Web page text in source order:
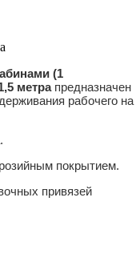
(1
метрапредназначен
рабочего на
покрытием.
привязей